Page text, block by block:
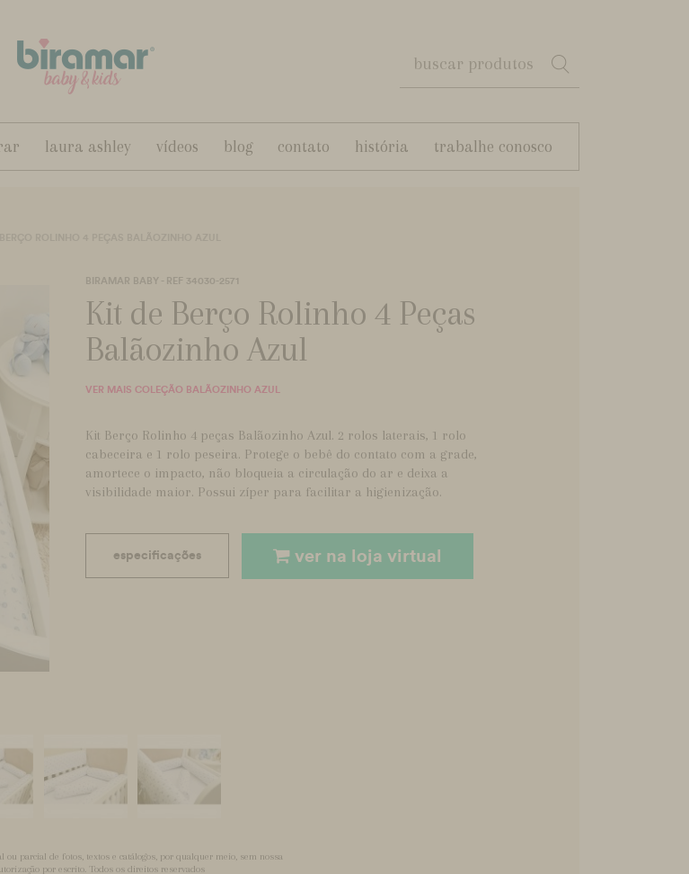
laura ashley vídeos blog contato história trabalhe conosco
BIRAMAR BABY - REF 34030-2571
Kit de Berço Rolinho 4 Peças
Balãozinho Azul
VER MAIS COLEÇÃO BALÃOZINHO AZUL
Kit Berço Rolinho 4 peças Balãozinho Azul. 2 rolos laterais, 1 rolo
cabeceira e 1 rolo peseira. Protege o bebê do contato com a grade,
amortece o impacto, não bloqueia a circulação do ar e deixa a
visibilidade maior. Possui zíper para facilitar a higienização.
especificações ver na loja virtual
ou parcial de fotos, textos e catálogos, por qualquer meio, sem nossa
por escrito. Todos os direitos reservados